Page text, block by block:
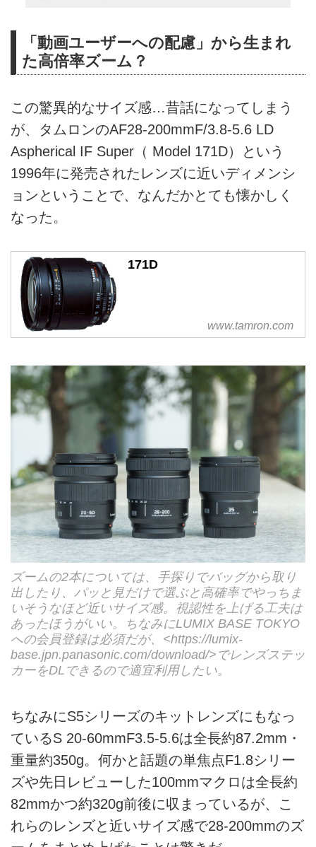
「動画ユーザーへの配慮」から生まれ
た高倍率ズーム？
この驚異的なサイズ感…昔話になってしまう
が、タムロンのAF28-200mmF/3.8-5.6 LD
Aspherical IF Super（ Model 171D）という
1996年に発売されたレンズに近いディメンシ
ョンということで、なんだかとても懐かしく
なった。
171D
www.tamron.com
ズームの2本については、手探りでバッグから取り
出したり、パッと見だけで選ぶと高確率でやっちま
いそうなほど近いサイズ感。視認性を上げる工夫は
あったほうがいい。ちなみにLUMIX BASE TOKYO
への会員登録は必須だが、<https://lumix-
base.jpn.panasonic.com/download/>でレンズステッ
カーをDLできるので適宜利用したい。
ちなみにS5シリーズのキットレンズにもなっ
ているS 20-60mmF3.5-5.6は全長約87.2mm・
重量約350g。何かと話題の単焦点F1.8シリー
ズや先日レビューした100mmマクロは全長約
82mmかつ約320g前後に収まっているが、こ
れらのレンズと近いサイズ感で28-200mmのズ